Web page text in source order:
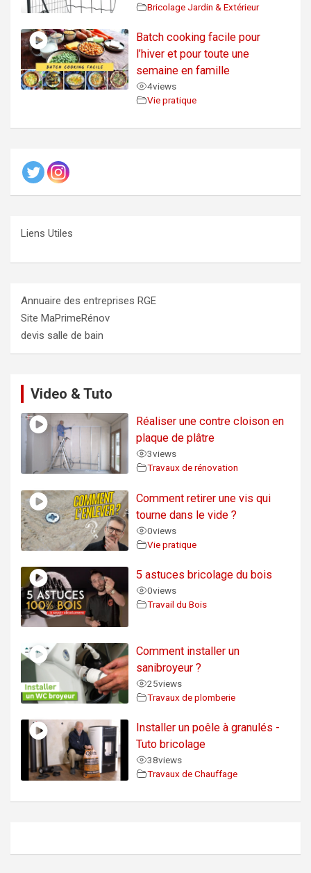
Bricolage Jardin & Extérieur
Batch cooking facile pour
l’hiver et pour toute une
semaine en famille
4views
Vie pratique
Liens Utiles
Annuaire des entreprises RGE
Site MaPrimeRénov
devis salle de bain
Video & Tuto
Réaliser une contre cloison en
plaque de plâtre
3views
Travaux de rénovation
Comment retirer une vis qui
tourne dans le vide ?
0views
Vie pratique
5 astuces bricolage du bois
0views
Travail du Bois
Comment installer un
sanibroyeur ?
25views
Travaux de plomberie
Installer un poêle à granulés -
Tuto bricolage
38views
Travaux de Chauffage